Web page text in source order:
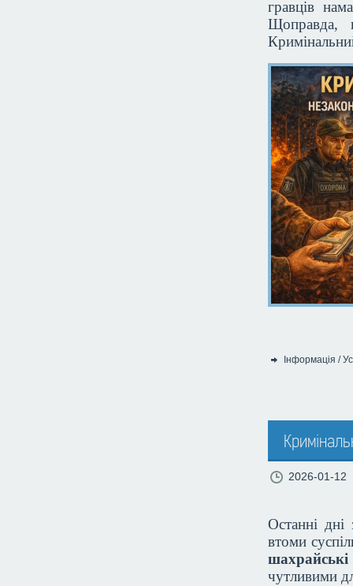
гравців
Щоправда,
Категорія:
Інформація /
2026-01-12
Останні дні
втоми
чутливими